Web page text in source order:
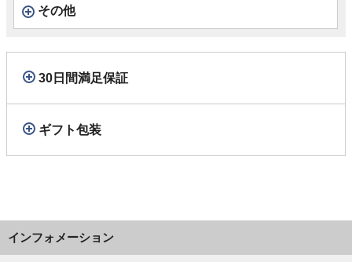
その他
30日間満足保証
ギフト包装
インフォメーション